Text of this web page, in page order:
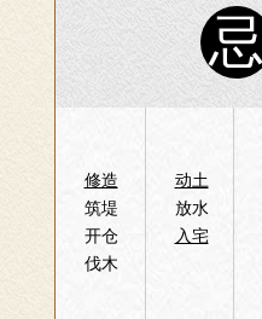
忌
修造 动土
筑堤
放水
开仓
入宅
伐木